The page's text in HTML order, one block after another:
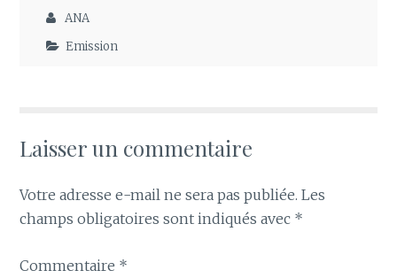
ANA
Emission
Laisser un commentaire
Votre adresse e-mail ne sera pas publiée. Les
champs obligatoires sont indiqués avec *
Commentaire *